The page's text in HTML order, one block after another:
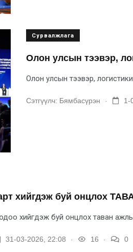
Сурвалжлага
Олон улсын тээвэр,
Олон улсын тээвэр,
Сэтгүүлч: Бямбасүрэн 1-
хийгдэж буй онцлох
хийгдэж буй онцлох таван
31-03-2026, 22:08 16 0